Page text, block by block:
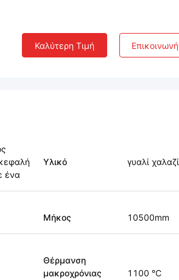
Καλύτερη Τιμή
ένα
Υλικό γυαλί
Μήκος 10500mm
Θέρμανση
μακροχρόνιας
1100 ℃